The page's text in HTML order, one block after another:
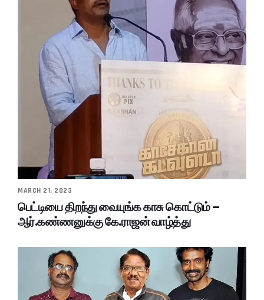
MARCH 21, 2023
பெட்டியை திறந்து வையுங்க காசு கொட்டும் –
ஆர்.கண்ணனுக்கு கே.ராஜன் வாழ்த்து